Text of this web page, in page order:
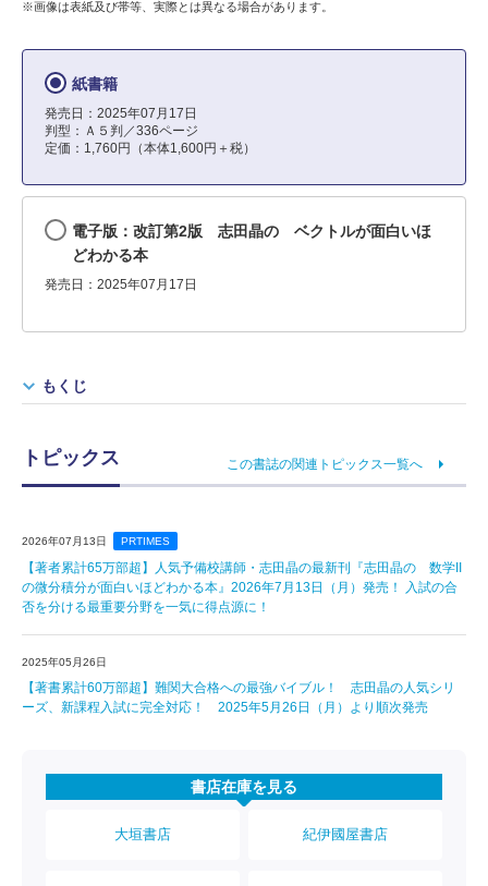
※画像は表紙及び帯等、実際とは異なる場合があります。
紙書籍
発売日：2025年07月17日
判型：Ａ５判／336ページ
定価：1,760円（本体1,600円＋税）
電子版：改訂第2版 志田晶の ベクトルが面白いほ
どわかる本
発売日：2025年07月17日
もくじ
トピックス この書誌の関連トピックス一覧へ
2026年07月13日 PRTIMES
【著者累計65万部超】人気予備校講師・志田晶の最新刊『志田晶の 数学II
の微分積分が面白いほどわかる本』2026年7月13日（月）発売！ 入試の合
否を分ける最重要分野を一気に得点源に！
2025年05月26日
【著書累計60万部超】難関大合格への最強バイブル！ 志田晶の人気シリ
ーズ、新課程入試に完全対応！ 2025年5月26日（月）より順次発売
書店在庫を見る
大垣書店 紀伊國屋書店